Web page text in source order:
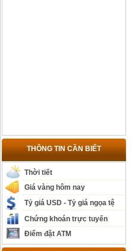
THÔNG TIN CẦN BIẾT
Thời tiết
Giá vàng hôm nay
Tỷ giá USD - Tỷ giá ngọa tệ
Chứng khoán trực tuyến
Điểm đặt ATM